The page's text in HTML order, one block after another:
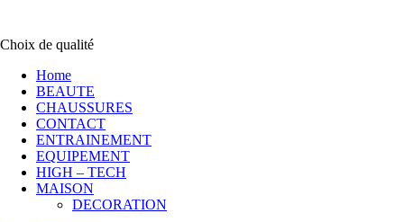
Choix de qualité
Home
BEAUTE
CHAUSSURES
CONTACT
ENTRAINEMENT
EQUIPEMENT
HIGH – TECH
MAISON
DECORATION